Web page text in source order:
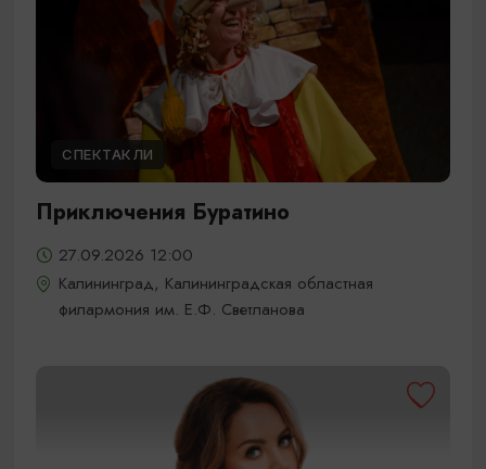
СПЕКТАКЛИ
Приключения Буратино
27.09.2026 12:00
Калининград, Калининградская областная
филармония им. Е.Ф. Светланова